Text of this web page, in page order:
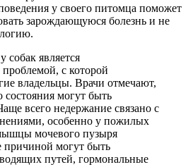
у своего питомца поможет
зарождающуюся болезнь и не
является
с которой
владельцы. Врачи отмечают,
могут быть
всего недержание связано с
особенно у пожилых
мочевого пузыря
причиной могут быть
путей, гормональные